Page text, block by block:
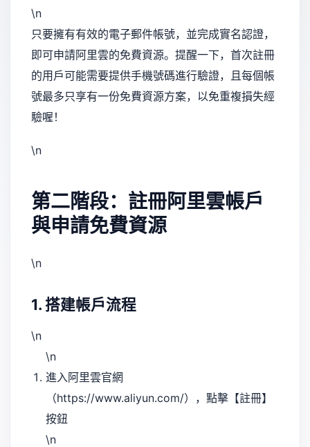
\n
只要擁有有效的電子郵件帳號，並完成實名認證，
即可申請阿里雲的免費資源。提醒一下，首次註冊
的用戶可能需要提供手機號碼進行驗證，且每個帳
號最多只享有一份免費資源方案，以免重複損失經
驗喔！
\n
第二階段：註冊阿里雲帳戶
與申請免費資源
\n
1. 搭建帳戶流程
\n
\n
進入阿里雲官網
（https://www.aliyun.com/），點擊【註冊】
按鈕
\n